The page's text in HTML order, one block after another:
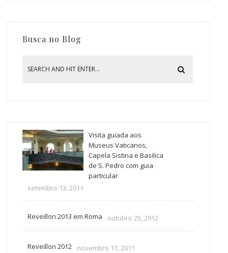
Busca no Blog
Visita guiada aos
Museus Vaticanos,
Capela Sistina e Basilica
de S. Pedro com guia
particular
setembro 13, 2011
Reveillon 2013 em Roma outubro 25, 2012
Reveillon 2012 novembro 17, 2011